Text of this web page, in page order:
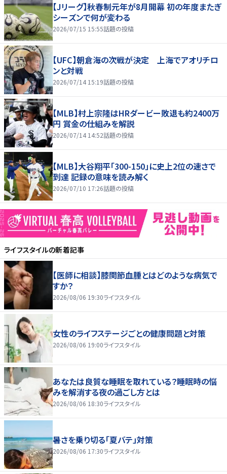
【Jリーグ】秋春制元年が8月開幕 初の年度またぎ
シーズンで何が変わる
2026/07/15 15:55話題の投稿
【UFC】朝倉海の次戦が決定 上海でアオリチロ
ンと対戦
2026/07/14 15:19話題の投稿
【MLB】村上宗隆はHRダービー敗退も約2400万
円 賞金の仕組みを解説
2026/07/14 14:52話題の投稿
【MLB】大谷翔平「300-150」に史上2位の速さで
到達 記録の意味を読み解く
2026/07/10 17:26話題の投稿
ライフスタイルの新着記事
【医師に相談】膝関節血腫とはどのような病気で
すか？
2026/08/06 19:30ライフスタイル
女性のライフステージごとの健康問題と対策
2026/08/06 19:00ライフスタイル
あなたは良質な睡眠を取れている？睡眠時の悩
みを解消する夜の過ごし方とは
2026/08/06 18:30ライフスタイル
暑さを乗り切る「夏バテ」対策
2026/08/06 17:30ライフスタイル